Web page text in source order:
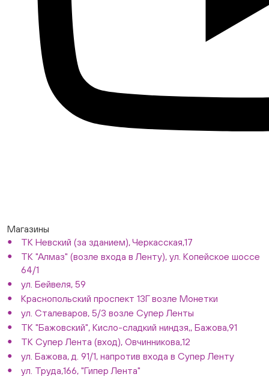
Магазины
ТК Невский (за зданием), Черкасская,17
ТК "Алмаз" (возле входа в Ленту), ул. Копейское шоссе
64/1
ул. Бейвеля, 59
Краснопольский проспект 13Г возле Монетки
ул. Сталеваров, 5/3 возле Супер Ленты
ТК "Бажовский", Кисло-сладкий ниндзя,, Бажова,91
ТК Супер Лента (вход), Овчинникова,12
ул. Бажова, д. 91/1, напротив входа в Супер Ленту
ул. Труда,166, "Гипер Лента"